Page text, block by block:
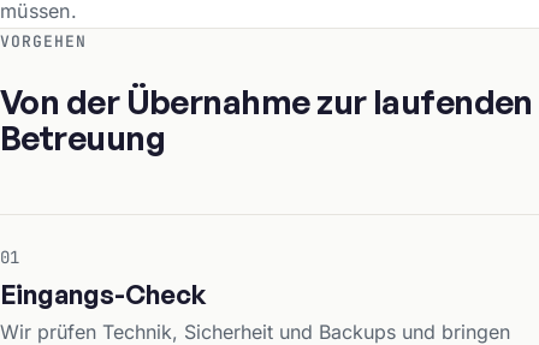
müssen.
VORGEHEN
Von der Übernahme zur laufenden
Betreuung
01
Eingangs-Check
Wir prüfen Technik, Sicherheit und Backups und bringen